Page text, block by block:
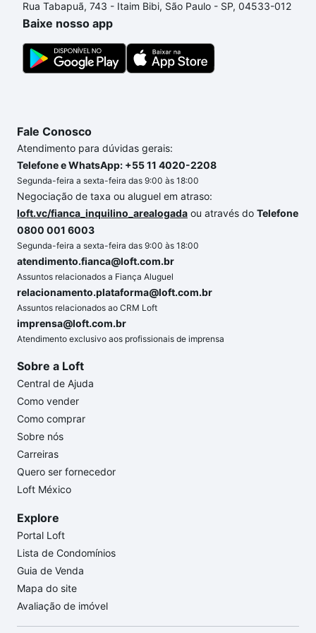
o imóvel dos seus sonhos com segurança e
conforto. Loft, com você até as chaves.
Rua Tabapuã, 743 - Itaim Bibi, São Paulo - SP, 04533-012
Baixe nosso app
Fale Conosco
Atendimento para dúvidas gerais:
Telefone e WhatsApp: +55 11 4020-2208
Segunda-feira a sexta-feira das 9:00 às 18:00
Negociação de taxa ou aluguel em atraso:
loft.vc/fianca_inquilino_arealogada ou através do Telefone
0800 001 6003
Segunda-feira a sexta-feira das 9:00 às 18:00
atendimento.fianca@loft.com.br
Assuntos relacionados a Fiança Aluguel
relacionamento.plataforma@loft.com.br
Assuntos relacionados ao CRM Loft
imprensa@loft.com.br
Atendimento exclusivo aos profissionais de imprensa
Sobre a Loft
Central de Ajuda
Como vender
Como comprar
Sobre nós
Carreiras
Quero ser fornecedor
Loft México
Explore
Portal Loft
Lista de Condomínios
Guia de Venda
Mapa do site
Avaliação de imóvel